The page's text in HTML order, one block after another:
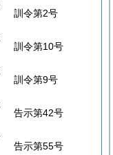
訓令第2号
訓令第10号
訓令第9号
告示第42号
告示第55号